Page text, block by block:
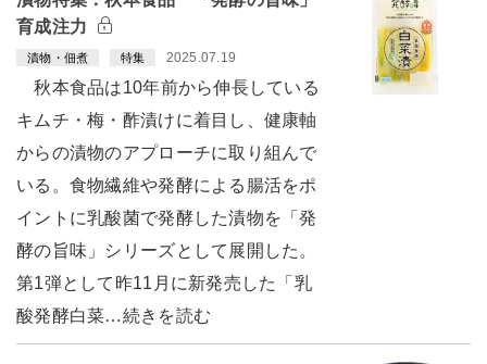
育成注力
漬物・佃煮 特集 2025.07.19
秋本食品は10年前から伸長している
キムチ・梅・酢漬けに着目し、健康軸
からの漬物のアプローチに取り組んで
いる。食物繊維や発酵による腸活をポ
イントに乳酸菌で発酵した漬物を「発
酵の旨味」シリーズとして展開した。
第1弾として昨11月に新発売した「乳
酸発酵白菜…続きを読む